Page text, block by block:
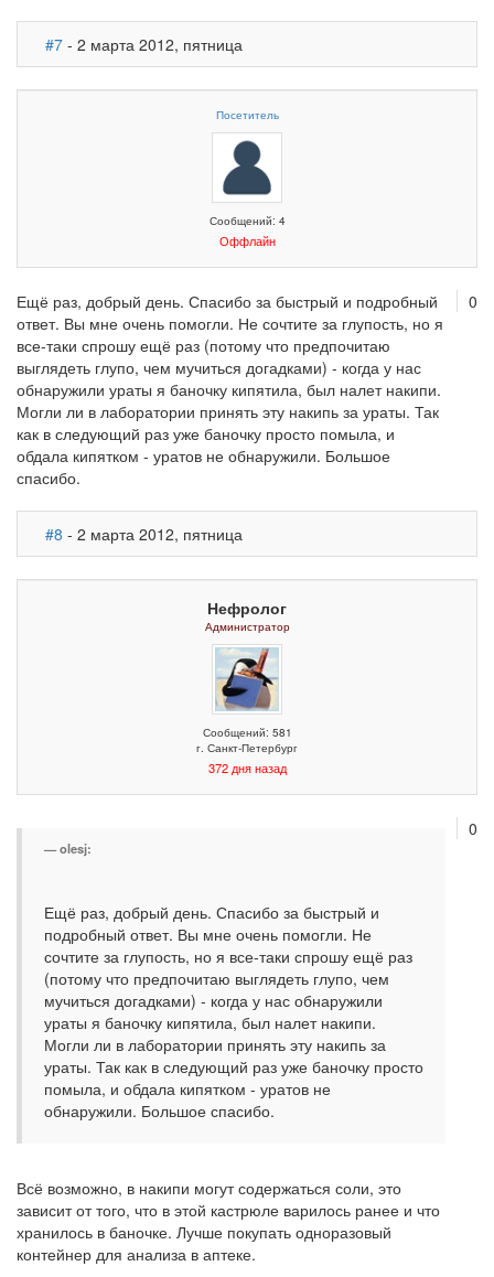
#7 - 2 марта 2012, пятница
Посетитель
Сообщений: 4
Оффлайн
0
Ещё раз, добрый день. Спасибо за быстрый и подробный
ответ. Вы мне очень помогли. Не сочтите за глупость, но я
все-таки спрошу ещё раз (потому что предпочитаю
выглядеть глупо, чем мучиться догадками) - когда у нас
обнаружили ураты я баночку кипятила, был налет накипи.
Могли ли в лаборатории принять эту накипь за ураты. Так
как в следующий раз уже баночку просто помыла, и
обдала кипятком - уратов не обнаружили. Большое
спасибо.
#8 - 2 марта 2012, пятница
Нефролог
Администратор
Сообщений: 581
г. Санкт-Петербург
372 дня назад
0
olesj:
Ещё раз, добрый день. Спасибо за быстрый и
подробный ответ. Вы мне очень помогли. Не
сочтите за глупость, но я все-таки спрошу ещё раз
(потому что предпочитаю выглядеть глупо, чем
мучиться догадками) - когда у нас обнаружили
ураты я баночку кипятила, был налет накипи.
Могли ли в лаборатории принять эту накипь за
ураты. Так как в следующий раз уже баночку просто
помыла, и обдала кипятком - уратов не
обнаружили. Большое спасибо.
Всё возможно, в накипи могут содержаться соли, это
зависит от того, что в этой кастрюле варилось ранее и что
хранилось в баночке. Лучше покупать одноразовый
контейнер для анализа в аптеке.